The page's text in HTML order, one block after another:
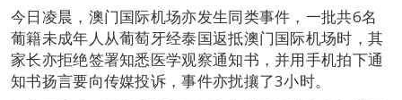
今日凌晨，澳门国际机场亦发生同类事件，一批共6名
葡籍未成年人从葡萄牙经泰国返抵澳门国际机场时，其
家长亦拒绝签署知悉医学观察通知书，并用手机拍下通
知书扬言要向传媒投诉，事件亦扰攘了3小时。